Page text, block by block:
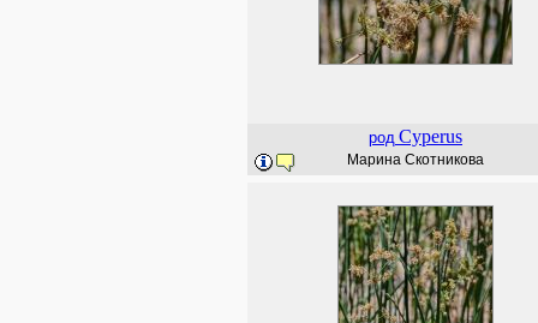
род Cyperus
Марина Скотникова